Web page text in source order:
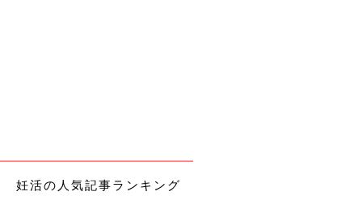
妊活の人気記事ランキング